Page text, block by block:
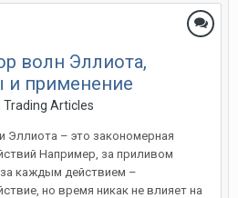
волн Эллиота,
и применение
Trading Articles
Эллиота – это закономерная
Например, за приливом
за каждым действием –
но время никак не влияет на